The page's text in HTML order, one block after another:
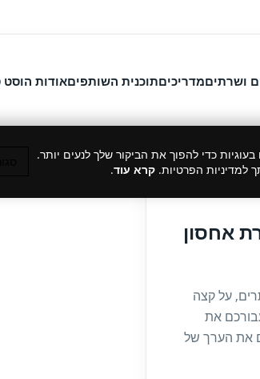
ושרתיםמדריכיםתוכנית השותפיםאודות
כדי להפוך את הביקור שלך לנעים יותר.
הפרטיות. קרא עוד.
אחסון
על קצה
את
את הערך של